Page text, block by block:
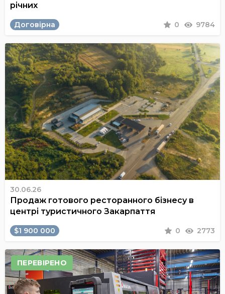
річних
Договірна 0 9784
30.06.26
Продаж готового ресторанного бізнесу в
центрі туристичного Закарпаття
$1 900 000 0 2773
ПЕРЕВІРЕНО